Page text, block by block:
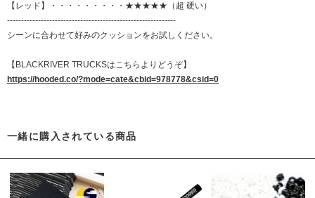
【レッド】・・・・・・・・・★★★★★（超 硬い）
------------------------------------------------------------
シーンに合わせて好みのクッションをお試しください。
【BLACKRIVER TRUCKSはこちらよりどうぞ】
https://hooded.co/?mode=cate&cbid=978778&csid=0
一緒に購入されている商品